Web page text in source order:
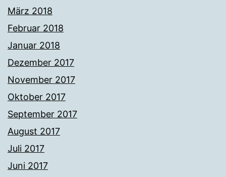
März 2018
Februar 2018
Januar 2018
Dezember 2017
November 2017
Oktober 2017
September 2017
August 2017
Juli 2017
Juni 2017